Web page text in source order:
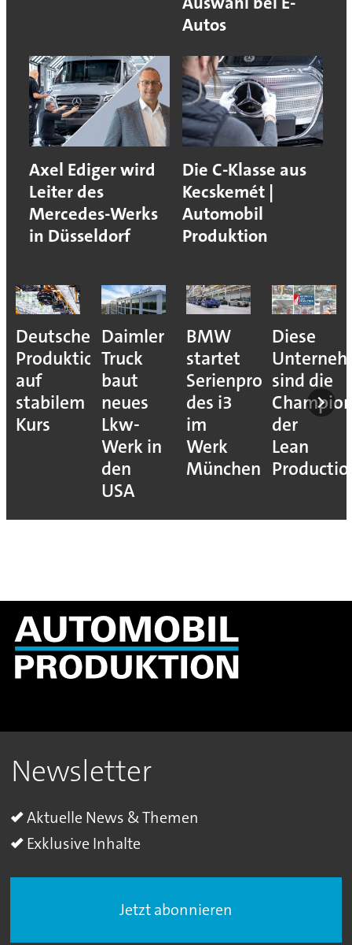
Autos
Axel Ediger wird
Leiter des
Mercedes-Werks
in Düsseldorf
Die C-Klasse aus
Kecskemét |
Automobil
Produktion
Deutsche
Produktion
auf
stabilem
Kurs
Daimler
Truck
baut
neues
Lkw-
Werk in
den
USA
BMW
startet
Serienproduktion
des i3
im
Werk
München
Diese
sind die
der
Lean
Newsletter
Aktuelle News & Themen
Exklusive Inhalte
Jetzt abonnieren